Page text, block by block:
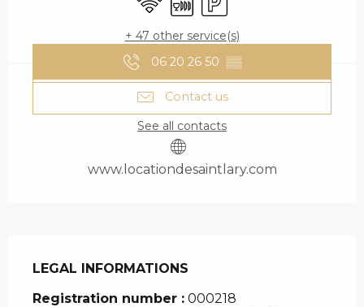
+ 47 other service(s)
06 20 26 50 ▒▒
Contact us
See all contacts
www.locationdesaintlary.com
LEGAL INFORMATIONS
LEGAL INFORMATIONS
Registration number : 000218